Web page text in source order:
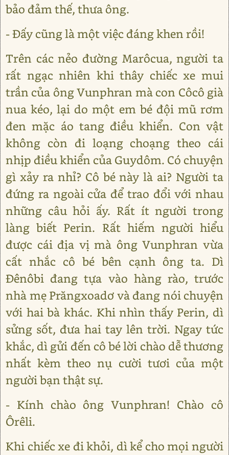
bảo đảm thế, thưa ông.
- Đấy cũng là một việc đáng khen rồi!
Trên các nẻo đường Marôcua, người ta
rất ngạc nhiên khi thây chiếc xe mui
trần của ông Vunphran mà con Côcô già
nua kéo, lại do một em bé đội mũ rơm
đen mặc áo tang điều khiển. Con vật
không còn đi loạng choạng theo cái
nhịp điều khiển của Guydôm. Có chuyện
gì xảy ra nhỉ? Cô bé này là ai? Người ta
đứng ra ngoài cửa để trao đổi với nhau
những câu hỏi ấy. Rất ít người trong
làng biết Perin. Rất hiếm người hiểu
được cái địa vị mà ông Vunphran vừa
cất nhắc cô bé bên cạnh ông ta. Dì
Đênôbi đang tựa vào hàng rào, trước
nhà mẹ Prăngxoadơ và đang nói chuyện
với hai bà khác. Khi nhìn thấy Perin, dì
sửng sốt, đưa hai tay lên trời. Ngay tức
khắc, dì gửi đến cô bé lời chào dễ thương
nhất kèm theo nụ cười tươi của một
người bạn thật sự.
- Kính chào ông Vunphran! Chào cô
Ôrêli.
Khi chiếc xe đi khỏi, dì kể cho mọi người